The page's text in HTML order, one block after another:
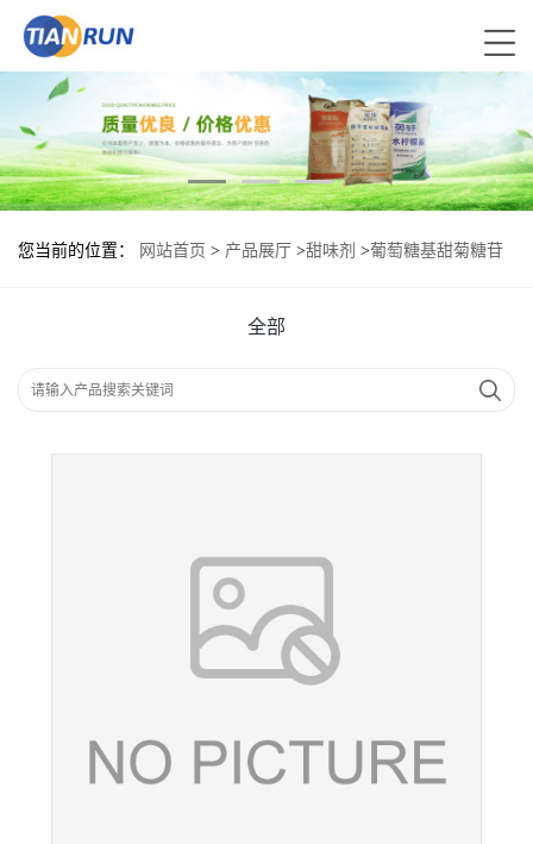
您当前的位置： 网站首页 > 产品展厅 >甜味剂 >葡萄糖基甜菊糖苷
全部